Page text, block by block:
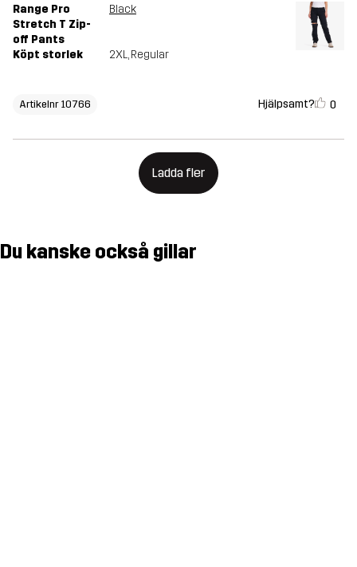
Range Pro
Stretch T Zip-
off Pants
Black
Köpt storlek 2XL, Regular
Artikelnr 10766 Hjälpsamt? 0
Ladda fler
Du kanske också gillar